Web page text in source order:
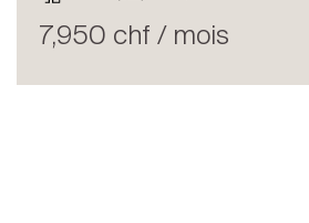
Louer
7,950 chf / mois